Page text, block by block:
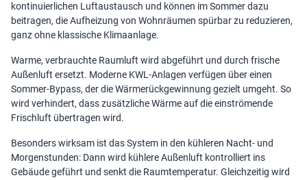
kontinuierlichen Luftaustausch und können im Sommer dazu
beitragen, die Aufheizung von Wohnräumen spürbar zu reduzieren,
ganz ohne klassische Klimaanlage.
Warme, verbrauchte Raumluft wird abgeführt und durch frische
Außenluft ersetzt. Moderne KWL-Anlagen verfügen über einen
Sommer-Bypass, der die Wärmerückgewinnung gezielt umgeht. So
wird verhindert, dass zusätzliche Wärme auf die einströmende
Frischluft übertragen wird.
Besonders wirksam ist das System in den kühleren Nacht- und
Morgenstunden: Dann wird kühlere Außenluft kontrolliert ins
Gebäude geführt und senkt die Raumtemperatur. Gleichzeitig wird